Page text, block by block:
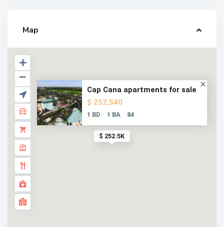
Map
$ 252.5K
Cap Cana apartments for sale
$ 252,540
1 BD 1 BA 84